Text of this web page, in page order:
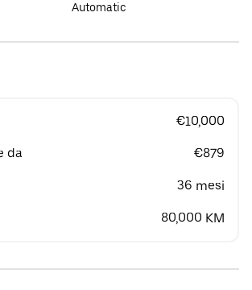
Automatic
€10,000
da €879
36 mesi
80,000 KM